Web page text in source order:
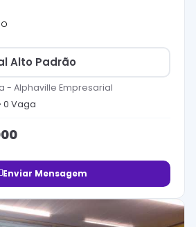
Alto Padrão
- Alphaville Empresarial
0 Vaga
Enviar Mensagem